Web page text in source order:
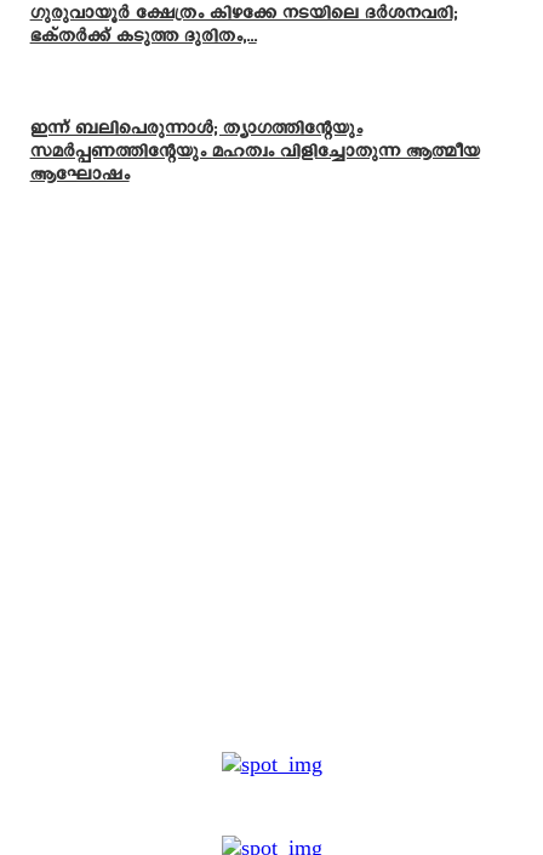
ഗുരുവായൂർ ക്ഷേത്രം കിഴക്കേ നടയിലെ ദർശനവരി;
ഭക്തർക്ക് കടുത്ത ദുരിതം,...
ഇന്ന് ബലിപെരുന്നാള്‍; ത്യാഗത്തിന്റേയും
സമര്‍പ്പണത്തിന്റേയും മഹത്വം വിളിച്ചോതുന്ന ആത്മീയ
ആഘോഷം